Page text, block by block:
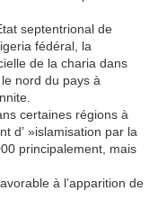
septentrional de
fédéral, la
de la charia dans
nord du pays à
certaines régions à
d’ »islamisation par la
principalement, mais
à l’apparition de